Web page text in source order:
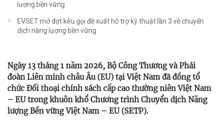
lượng bền vững
EVSET mở đợt kêu gọi đề xuất hỗ trợ kỹ thuật lần 3 về chuyển
dịch năng lượng bền vững
Ngày 13 tháng 1 năm 2026, Bộ Công Thương và Phái
đoàn Liên minh châu Âu (EU) tại Việt Nam đã đồng tổ
chức Đối thoại chính sách cấp cao thường niên Việt Nam
– EU trong khuôn khổ Chương trình Chuyển dịch Năng
lượng Bền vững Việt Nam – EU (SETP).